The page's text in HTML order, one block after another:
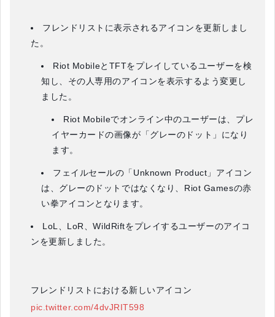
フレンドリストに表示されるアイコンを更新しまし
た。
Riot MobileとTFTをプレイしているユーザーを検
知し、その人専用のアイコンを表示するよう変更し
ました。
Riot Mobileでオンライン中のユーザーは、プレ
イヤーカードの画像が「グレーのドット」になり
ます。
フェイルセールの「Unknown Product」アイコン
は、グレーのドットではなくなり、Riot Gamesの赤
い拳アイコンとなります。
LoL、LoR、WildRiftをプレイするユーザーのアイコ
ンを更新しました。
フレンドリストにおける新しいアイコン
pic.twitter.com/4dvJRIT598